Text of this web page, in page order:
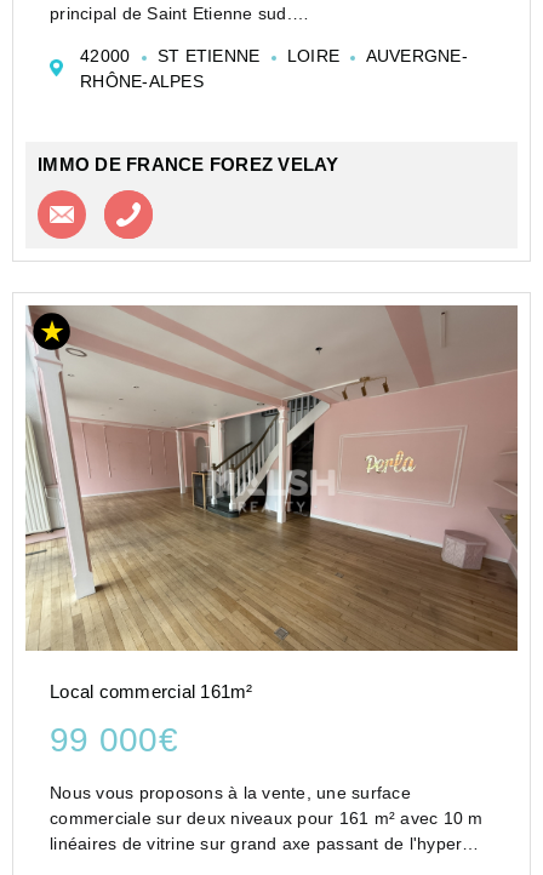
principal de Saint Etienne sud.
climatisation réversible, d'un accès PMR, d'une pièce
principale, d'une partie social et san...
42000 ST ETIENNE LOIRE
AUVERGNE-
RHÔNE-ALPES
IMMO DE FRANCE FOREZ VELAY
Contacter l'agence
Local commercial 161m²
99 000€
Nous vous proposons à la vente, une surface
commerciale sur deux niveaux pour 161 m² avec 10 m
linéaires de vitrine sur grand axe passant de l'hyper